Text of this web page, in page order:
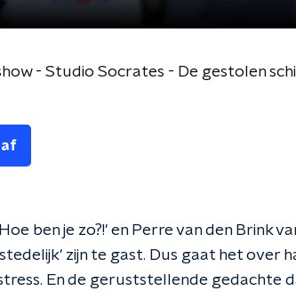
- Studio Socrates - De gestolen
af
ben je zo?!' en Perre van den Brink
zijn te gast. Dus gaat het over
En de geruststellende gedachte